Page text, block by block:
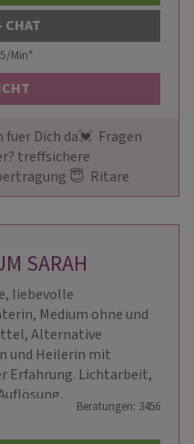
CHAT
Min*
Dich da💓  Fragen
treffsichere
😇  Ritare
SARAH
liebevolle
Medium ohne und
Alternative
und Heilerin mit
Erfahrung. Lichtarbeit,
Beratungen: 3456